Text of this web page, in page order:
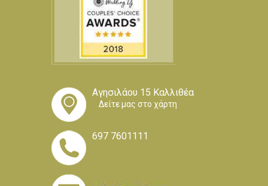
Αγησιλάου 15 Καλλιθέα
Δείτε μας στο χάρτη
697 7601111